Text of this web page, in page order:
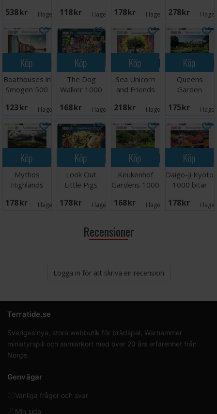
538 SEK I lager:
bitar
118 SEK I lager: 178 SEK I lager: 1278 SEK I
Köp
Boathouses in
Smogen 500
123 SEK I lager:
Köp
The Dog
Walker 1000
168 SEK I lager: 2
Köp
Sea Unicorn
and Friends
218 SEK I lager:
Köp
Queens
Garden
Castle 1000
175 SEK I
Köp
Mythos
Highlands
Pussel
178 SEK I lager:
Köp
Look Out
Little Pigs
178 SEK I lager:
Köp
Keukenhof
Gardens 1000
168 SEK I lager:
Köp
Daigo-ji Kyoto
1000 bitar
178 SEK I
Recensioner
Logga in för att skriva en recension
Terratide.se
Sveriges nya, stora webbutik för brädspel, Warhammer
miniatyrspill och samlarkort med över 20 års erfarenhet från
Norge.
Genvägar
Vanliga frågor och svar
Min sida